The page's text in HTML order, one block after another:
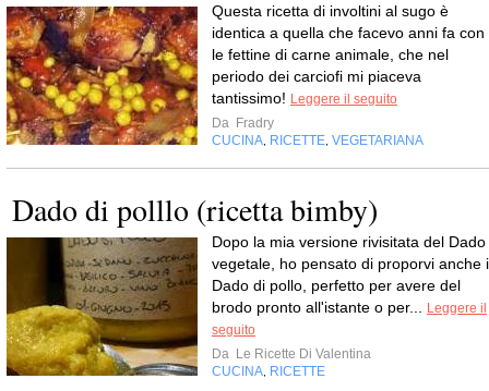
Questa ricetta di involtini al sugo è
identica a quella che facevo anni fa con
le fettine di carne animale, che nel
periodo dei carciofi mi piaceva
tantissimo! Leggere il seguito
Da Fradry
CUCINA RICETTE VEGETARIANA
Dado di polllo (ricetta bimby)
Dopo la mia versione rivisitata del Dado
vegetale, ho pensato di proporvi anche
Dado di pollo, perfetto per avere del
brodo pronto all'istante o per...
Leggere il
seguito
Da Le Ricette Di Valentina
CUCINA RICETTE